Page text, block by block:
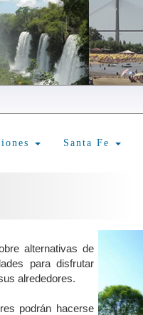
Santa Fe
alternativas de
para disfrutar
alrededores.
podrán hacerse